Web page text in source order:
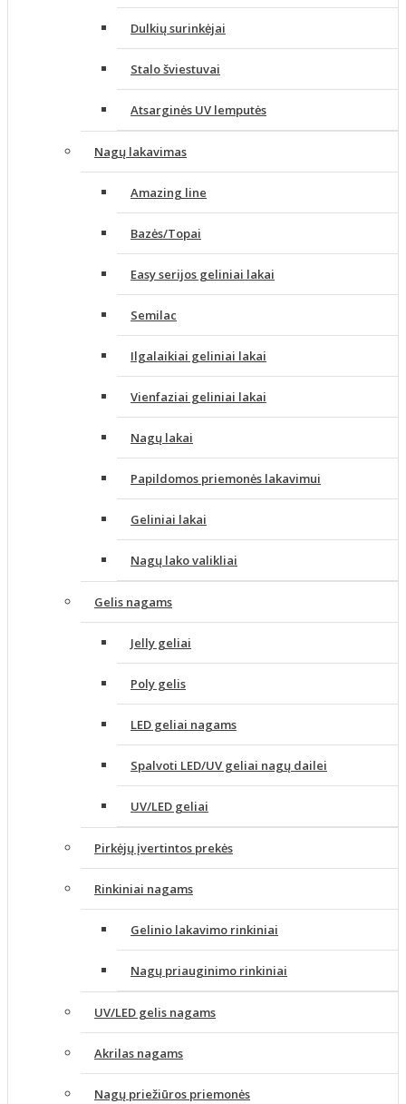
Dulkių surinkėjai
Stalo šviestuvai
Atsarginės UV lemputės
Nagų lakavimas
Amazing line
Bazės/Topai
Easy serijos geliniai lakai
Semilac
Ilgalaikiai geliniai lakai
Vienfaziai geliniai lakai
Nagų lakai
Papildomos priemonės lakavimui
Geliniai lakai
Nagų lako valikliai
Gelis nagams
Jelly geliai
Poly gelis
LED geliai nagams
Spalvoti LED/UV geliai nagų dailei
UV/LED geliai
Pirkėjų įvertintos prekės
Rinkiniai nagams
Gelinio lakavimo rinkiniai
Nagų priauginimo rinkiniai
UV/LED gelis nagams
Akrilas nagams
Nagų priežiūros priemonės